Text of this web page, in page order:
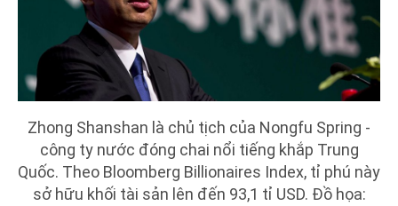
Zhong Shanshan là chủ tịch của Nongfu Spring -
công ty nước đóng chai nổi tiếng khắp Trung
Quốc. Theo Bloomberg Billionaires Index, tỉ phú này
sở hữu khối tài sản lên đến 93,1 tỉ USD. Đồ họa: